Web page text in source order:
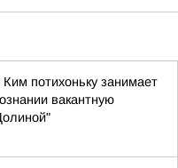
потихоньку занимает
вакантную